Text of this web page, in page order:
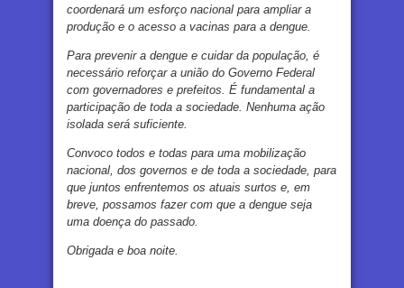
coordenará um esforço nacional para ampliar a
produção e o acesso a vacinas para a dengue.
Para prevenir a dengue e cuidar da população, é
necessário reforçar a união do Governo Federal
com governadores e prefeitos. É fundamental a
participação de toda a sociedade. Nenhuma ação
isolada será suficiente.
Convoco todos e todas para uma mobilização
nacional, dos governos e de toda a sociedade, para
que juntos enfrentemos os atuais surtos e, em
breve, possamos fazer com que a dengue seja
uma doença do passado.
Obrigada e boa noite.